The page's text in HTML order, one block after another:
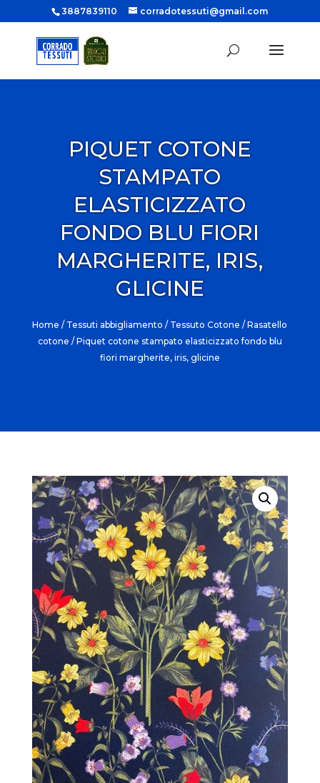
3887839110 corradotessuti@gmail.com
PIQUET COTONE
STAMPATO
ELASTICIZZATO
FONDO BLU FIORI
MARGHERITE, IRIS,
GLICINE
Home / Tessuti abbigliamento / Tessuto Cotone /Rasatello
cotone / Piquet cotone stampato elasticizzato fondo blu
fiori margherite, iris, glicine